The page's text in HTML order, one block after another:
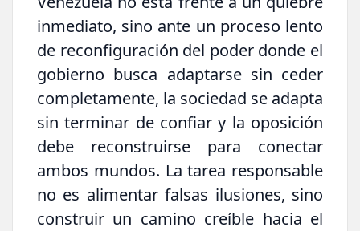
inmediato, sino ante un proceso lento
de reconfiguración del poder donde el
gobierno busca adaptarse sin ceder
completamente, la sociedad se adapta
sin terminar de confiar y la oposición
debe reconstruirse para conectar
ambos mundos. La tarea responsable
no es alimentar falsas ilusiones, sino
construir un camino creíble hacia el